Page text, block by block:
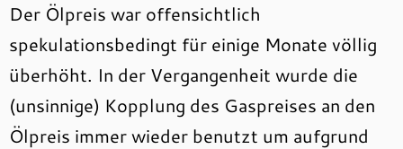
Der Ölpreis war offensichtlich
spekulationsbedingt für einige Monate völlig
überhöht. In der Vergangenheit wurde die
(unsinnige) Kopplung des Gaspreises an den
Ölpreis immer wieder benutzt um aufgrund